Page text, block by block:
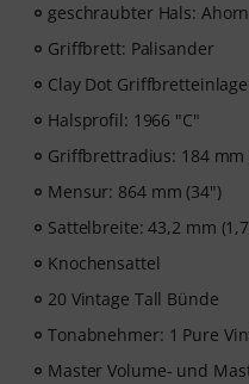
geschraubter Hals: Ahorn
Griffbrett: Palisander
Clay Dot
Halsprofil: 1966 "C"
Griffbrettradius: 184 mm
Mensur: 864 mm (34")
Sattelbreite: 43,2 mm
Knochensattel
20 Vintage Tall Bünde
Tonabnehmer: 1 Pure
Master Volume- und